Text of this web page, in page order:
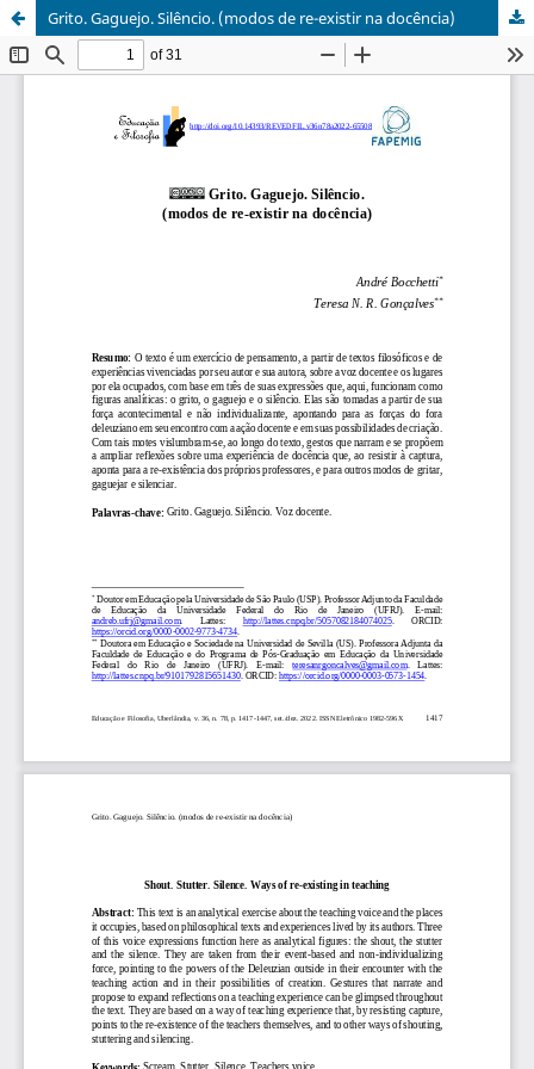
Grito. Gaguejo. Silêncio. (modos de re-existir na docência)